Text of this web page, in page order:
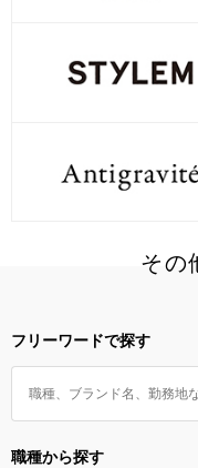
その
フリーワードで探す
職種から探す